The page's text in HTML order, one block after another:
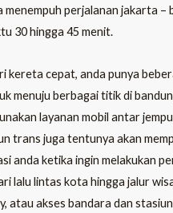
menempuh perjalanan jakarta –
30 hingga 45 menit.
kereta cepat, anda punya
menuju berbagai titik di
layanan mobil antar
trans juga tentunya akan
anda ketika ingin melakukan
lalu lintas kota hingga jalur
atau akses bandara dan stasiun